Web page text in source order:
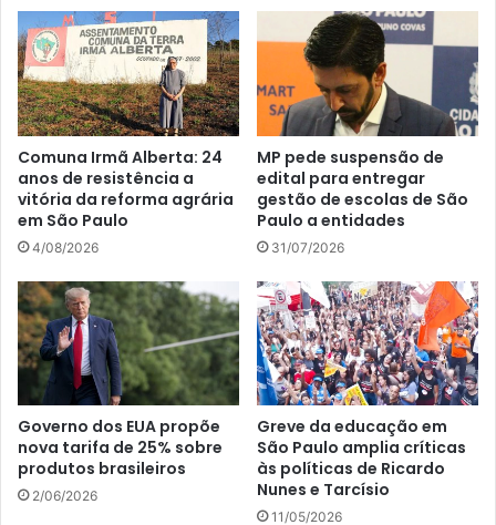
Comuna Irmã Alberta: 24
anos de resistência a
vitória da reforma agrária
em São Paulo
4/08/2026
MP pede suspensão de
edital para entregar
gestão de escolas de São
Paulo a entidades
31/07/2026
Governo dos EUA propõe
nova tarifa de 25% sobre
produtos brasileiros
2/06/2026
Greve da educação em
São Paulo amplia críticas
às políticas de Ricardo
Nunes e Tarcísio
11/05/2026